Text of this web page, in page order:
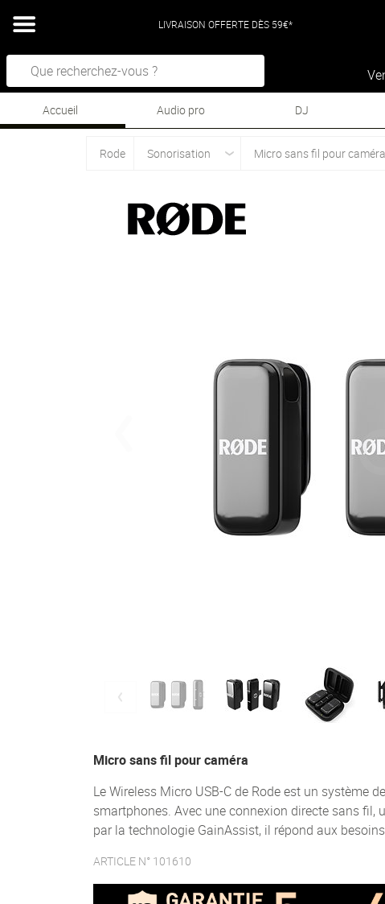
LIVRAISON OFFERTE DÈS 59€*
Accueil Audio pro DJ
Rode Sonorisation Micro sans fil pour caméra
Micro sans fil pour caméra
Le Wireless Micro USB-C de Rode est un
smartphones. Avec une connexion directe sans
par la technologie GainAssist, il répond aux
ARTICLE N° 101610